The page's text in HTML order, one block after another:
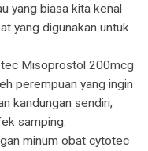
yang biasa kita kenal
yang digunakan untuk
Misoprostol 200mcg
perempuan yang ingin
kandungan sendiri,
samping.
minum obat cytotec